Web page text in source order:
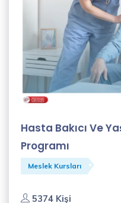
Hasta Bakıcı Ve
Programı
Meslek Kursları
5374 Kişi